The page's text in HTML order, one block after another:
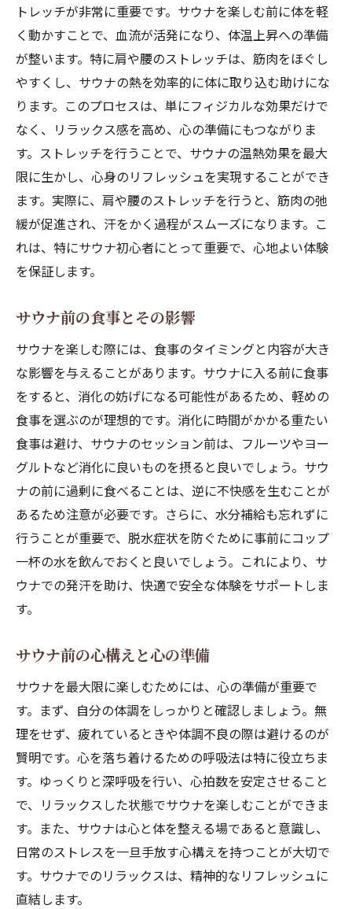
トレッチが非常に重要です。サウナを楽しむ前に体を軽
く動かすことで、血流が活発になり、体温上昇への準備
が整います。特に肩や腰のストレッチは、筋肉をほぐし
やすくし、サウナの熱を効率的に体に取り込む助けにな
ります。このプロセスは、単にフィジカルな効果だけで
なく、リラックス感を高め、心の準備にもつながりま
す。ストレッチを行うことで、サウナの温熱効果を最大
限に生かし、心身のリフレッシュを実現することができ
ます。実際に、肩や腰のストレッチを行うと、筋肉の弛
緩が促進され、汗をかく過程がスムーズになります。こ
れは、特にサウナ初心者にとって重要で、心地よい体験
を保証します。
サウナ前の食事とその影響
サウナを楽しむ際には、食事のタイミングと内容が大き
な影響を与えることがあります。サウナに入る前に食事
をすると、消化の妨げになる可能性があるため、軽めの
食事を選ぶのが理想的です。消化に時間がかかる重たい
食事は避け、サウナのセッション前は、フルーツやヨー
グルトなど消化に良いものを摂ると良いでしょう。サウ
ナの前に過剰に食べることは、逆に不快感を生むことが
あるため注意が必要です。さらに、水分補給も忘れずに
行うことが重要で、脱水症状を防ぐために事前にコップ
一杯の水を飲んでおくと良いでしょう。これにより、サ
ウナでの発汗を助け、快適で安全な体験をサポートしま
す。
サウナ前の心構えと心の準備
サウナを最大限に楽しむためには、心の準備が重要で
す。まず、自分の体調をしっかりと確認しましょう。無
理をせず、疲れているときや体調不良の際は避けるのが
賢明です。心を落ち着けるための呼吸法は特に役立ちま
す。ゆっくりと深呼吸を行い、心拍数を安定させること
で、リラックスした状態でサウナを楽しむことができま
す。また、サウナは心と体を整える場であると意識し、
日常のストレスを一旦手放す心構えを持つことが大切で
す。サウナでのリラックスは、精神的なリフレッシュに
直結します。